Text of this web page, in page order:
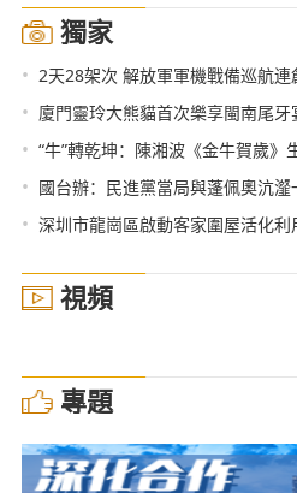
獨家
• 2天28架次 解放軍軍機戰備巡航連
• 廈門靈玲大熊貓首次樂享閩南尾牙宴
• “牛”轉乾坤：陳湘波《金牛賀歲》
• 國台辦：民進黨當局與蓬佩奧沆
• 深圳市龍崗區啟動客家圍屋活化利
視頻
專題